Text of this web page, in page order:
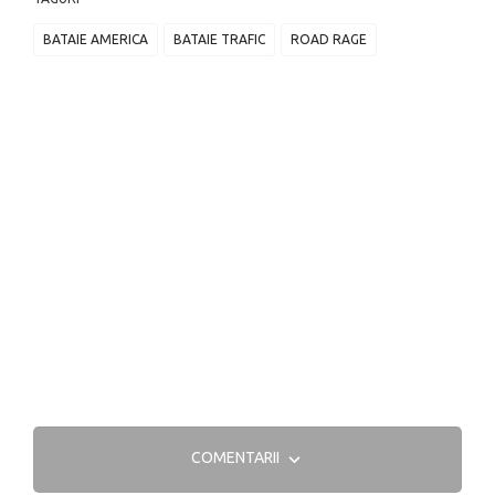
BATAIE AMERICA BATAIE TRAFIC ROAD RAGE
COMENTARII